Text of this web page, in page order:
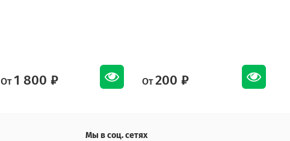
От 1 800 ₽ От 200 ₽
Мы в соц. сетях